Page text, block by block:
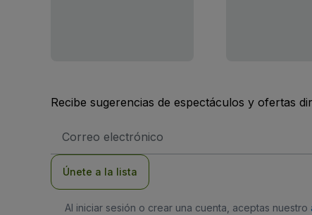
Recibe sugerencias de espectáculos y ofertas
de
Únete a la lista
Al iniciar sesión o crear una cuenta, aceptas nuestro